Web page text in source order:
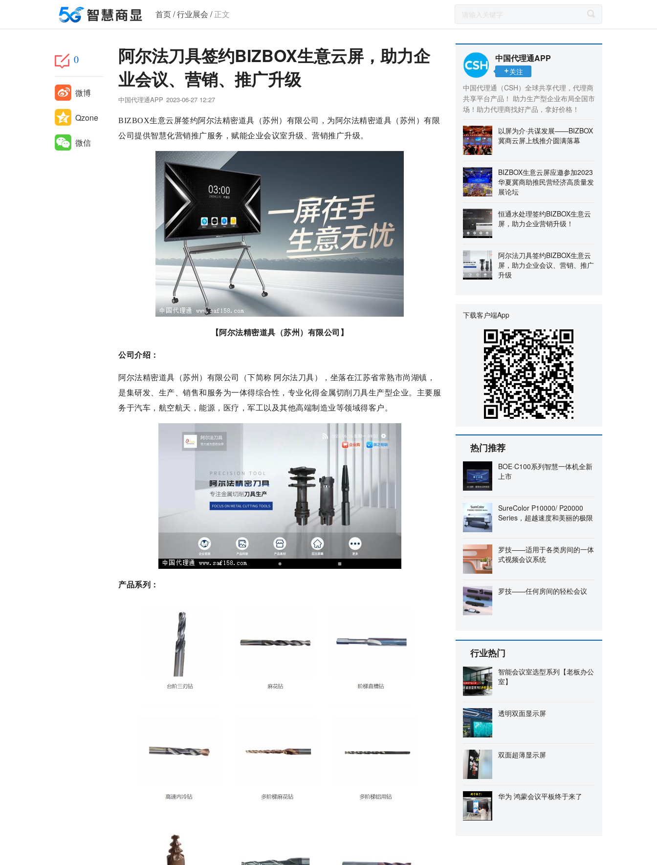
首页/行业展会 /正文
0
微博
Qzone
微信
阿尔法刀具签约BIZBOX生意云屏，助力企
业会议、营销、推广升级
中国代理通APP 2023-06-27 12:27
BIZBOX生意云屏签约阿尔法精密道具（苏州）有限公司，为阿尔法精密道具（苏州）有限
公司提供智慧化营销推广服务，赋能企业会议室升级、营销推广升级。
【阿尔法精密道具（苏州）有限公司】
公司介绍：
阿尔法精密道具（苏州）有限公司（下简称 阿尔法刀具），坐落在江苏省常熟市尚湖镇，
是集研发、生产、销售和服务为一体得综合性，专业化得金属切削刀具生产型企业。主要服
务于汽车，航空航天，能源，医疗，军工以及其他高端制造业等领域得客户。
产品系列：
中国代理通APP
关注
中国代理通（CSH）全球共享代理，代理商
共享平台产品！ 助力生产型企业布局全国市
场！助力代理商找好产品，拿好价格！
以屏为介·共谋发展——BIZBOX
冀商云屏上线推介圆满落幕
BIZBOX生意云屏应邀参加2023
华夏冀商助推民营经济高质量发
展论坛
恒通水处理签约BIZBOX生意云
屏，助力企业营销升级！
阿尔法刀具签约BIZBOX生意云
屏，助力企业会议、营销、推广
升级
下载客户端App
热门推荐
BOE·C100系列智慧一体机全新
上市
SureColor P10000/ P20000
Series，超越速度和美丽的极限
罗技——适用于各类房间的一体
式视频会议系统
罗技——任何房间的轻松会议
行业热门
智能会议室选型系列【老板办公
室】
透明双面显示屏
双面超薄显示屏
华为 鸿蒙会议平板终于来了